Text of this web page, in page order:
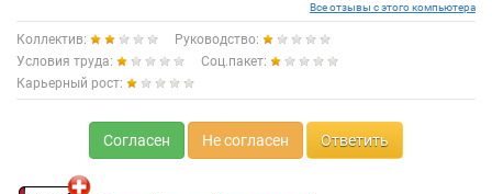
Все отзывы с этого компьютера
Коллектив:
Руководство:
Условия труда:
Соц.пакет:
Карьерный рост:
Согласен Не согласен Ответить